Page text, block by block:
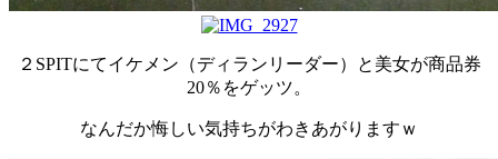
２SPITにてイケメン（ディランリーダー）と美女が商品券
20％をゲッツ。
なんだか悔しい気持ちがわきあがりますｗ